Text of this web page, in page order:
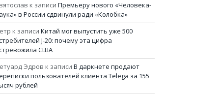
к записи Премьеру нового «Человека-
в России сдвинули ради «Колобка»
к записи Китай мог выпустить уже 500
J-20: почему эта цифра
США
Эдров к записи В даркнете продают
пользователей клиента Telega за 155
рублей